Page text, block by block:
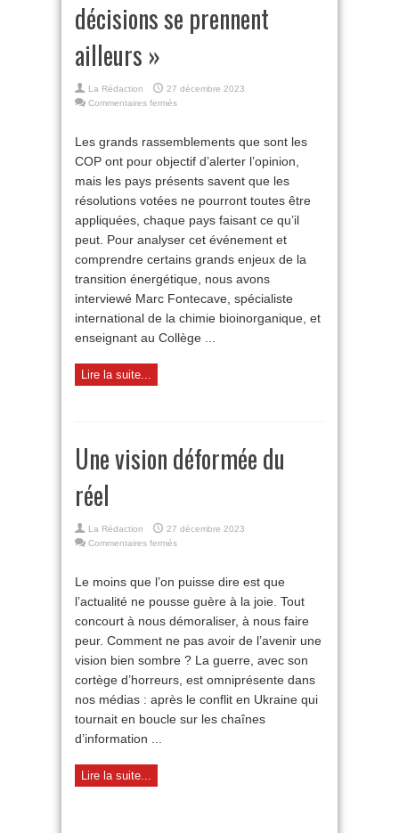
décisions se prennent
ailleurs »
La Rédaction
27 décembre 2023
Commentaires fermés
Dubaï
:
décisions
se
ailleurs »
Les grands rassemblements que sont les
COP ont pour objectif d’alerter l’opinion,
mais les pays présents savent que les
résolutions votées ne pourront toutes être
appliquées, chaque pays faisant ce qu’il
peut. Pour analyser cet événement et
comprendre certains grands enjeux de la
transition énergétique, nous avons
interviewé Marc Fontecave, spécialiste
international de la chimie bioinorganique, et
enseignant au Collège ...
Lire la suite...
Une vision déformée du
réel
La Rédaction
27 décembre 2023
Commentaires fermés
déformée
du
Le moins que l’on puisse dire est que
l’actualité ne pousse guère à la joie. Tout
concourt à nous démoraliser, à nous faire
peur. Comment ne pas avoir de l’avenir une
vision bien sombre ? La guerre, avec son
cortège d’horreurs, est omniprésente dans
nos médias : après le conflit en Ukraine qui
tournait en boucle sur les chaînes
d’information ...
Lire la suite...